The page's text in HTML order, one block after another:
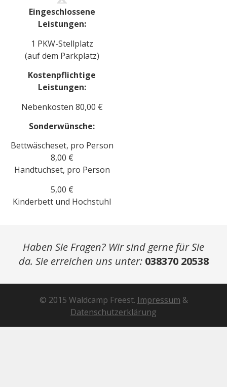
Eingeschlossene
Leistungen:
1 PKW-Stellplatz
(auf dem Parkplatz)
Kostenpflichtige
Leistungen:
Nebenkosten 80,00 €
Sonderwünsche:
Bettwäscheset, pro Person
8,00 €
Handtuchset, pro Person
5,00 €
Kinderbett und Hochstuhl
Haben Sie Fragen? Wir sind gerne für Sie
da. Sie erreichen uns unter: 038370 20538
© 2015 Waldcamp Freest. Impressum &
Datenschutzerklärung